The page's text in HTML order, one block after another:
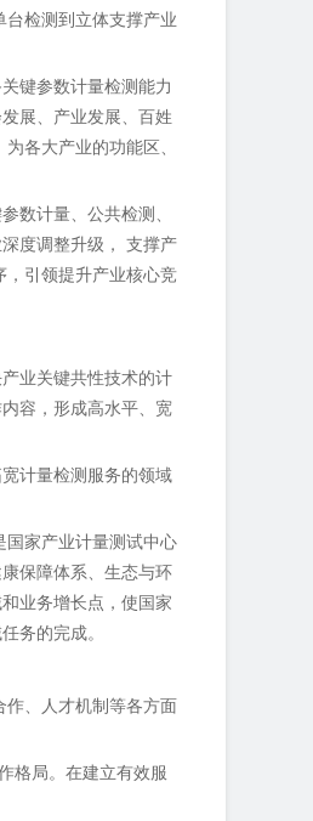
检测到立体支撑产业
键参数计量检测能力
展、产业发展、百姓
各大产业的功能区、
数计量、公共检测、
度调整升级， 支撑产
，引领提升产业核心竞
业关键共性技术的计
容，形成高水平、宽
计量检测服务的领域
国家产业计量测试中心
保障体系、生态与环
业务增长点，使国家
务的完成。
作、人才机制等各方面
格局。在建立有效服